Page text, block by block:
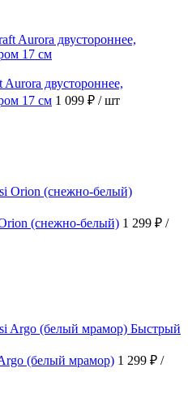
Aurora двустороннее,
17 см 1 099 ₽ / шт
(снежно-белый) 1 299 ₽ /
Быстрый
(белый мрамор) 1 299 ₽ /